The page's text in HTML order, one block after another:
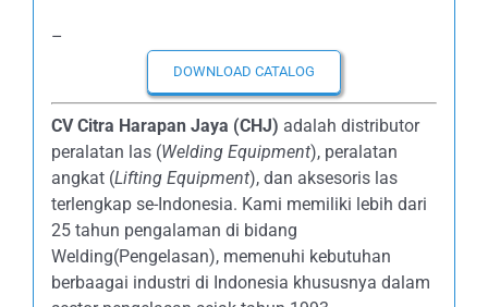
–
DOWNLOAD CATALOG
CV Citra Harapan Jaya (CHJ) adalah distributor
peralatan las (Welding Equipment), peralatan
angkat (Lifting Equipment), dan aksesoris las
terlengkap se-Indonesia. Kami memiliki lebih dari
25 tahun pengalaman di bidang
Welding(Pengelasan), memenuhi kebutuhan
berbaagai industri di Indonesia khususnya dalam